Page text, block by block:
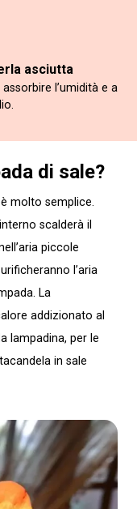
asciutta
l’umidità e a
di sale?
molto semplice.
scalderà il
piccole
l’aria
La
addizionato al
lampadina, per le
in sale